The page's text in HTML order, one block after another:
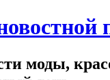
моды,